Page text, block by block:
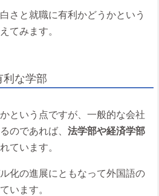
さと就職に有利かどうかという
てみます。
利な学部
という点ですが、一般的な会社
のであれば、 法学部や経済学部
ています。
化の進展にともなって外国語の
います。